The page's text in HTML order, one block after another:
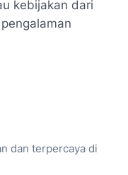
kebijakan dari
dan terpercaya di